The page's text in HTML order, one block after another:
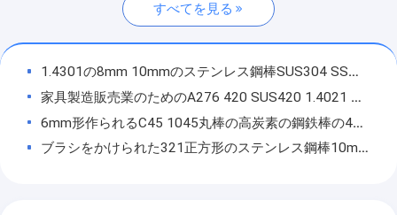
ステンレス鋼 ワイヤー ロール
モネル金属
ハステロイの文書
すべてを見る
1.4301の8mm 10mmのステンレス鋼棒SUS304 SSの丸棒ASTM
家具製造販売業のためのA276 420 SUS420 1.4021 20Cr13ステンレス鋼 ピストン棒
6mm形作られるC45 1045丸棒の高炭素の鋼鉄棒の4140番の熱い
ブラシをかけられた321正方形のステンレス鋼棒10mm熱い造られたISOの承認